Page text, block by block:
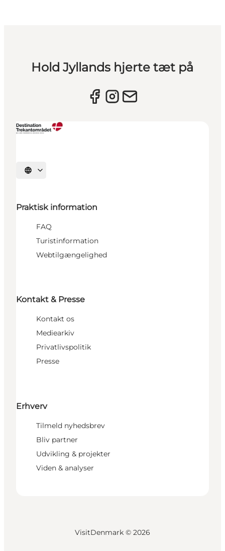
Hold Jyllands hjerte tæt på
Vælg sprog
Praktisk information
FAQ
Turistinformation
Webtilgængelighed
Kontakt & Presse
Kontakt os
Mediearkiv
Privatlivspolitik
Presse
Erhverv
Tilmeld nyhedsbrev
Bliv partner
Udvikling & projekter
Viden & analyser
VisitDenmark © 2026